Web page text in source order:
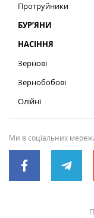
Протруйники
БУР’ЯНИ
НАСІННЯ
Зернові
Зернобобові
Олійні
Ми в соціальних